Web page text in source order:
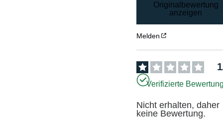
Originalbewertung
anzeigen
Melden
1
Verifizierte
Nicht erhalten, daher
keine Bewertung.